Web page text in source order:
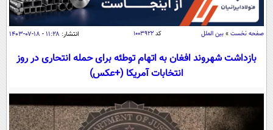
اقتصاد
اقتصادی
خودرو
جامعه
اجتماعی
حوادث
سلامت
ورزشی
بین الملل
سیاست خارجی
فرهنگ و هنر
صفحه نخست » بین الملل کد۱۰۰۳۹۲۲ انتشار: ۱۱:۲۸ - ۱۸-۰۷-۱۴۰۳
بازداشت شهروند افغان به اتهام توطئه برای حمله انتحاری در روز
انتخابات آمریکا (+عکس)